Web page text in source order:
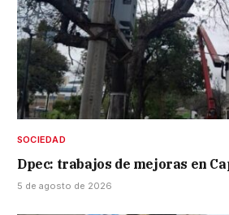
SOCIEDAD
Dpec: trabajos de mejoras en
5 de agosto de 2026